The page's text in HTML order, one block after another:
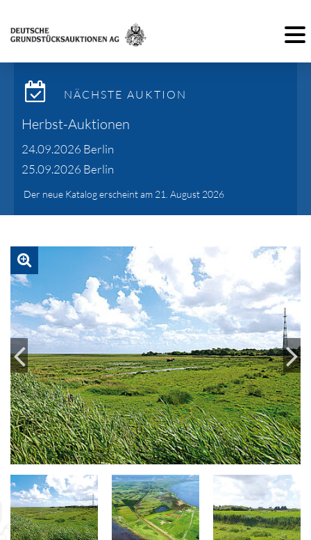
NÄCHSTE AUKTION
Herbst-Auktionen
24.09.2026 Berlin
25.09.2026 Berlin
Der neue Katalog erscheint am 21. August 2026